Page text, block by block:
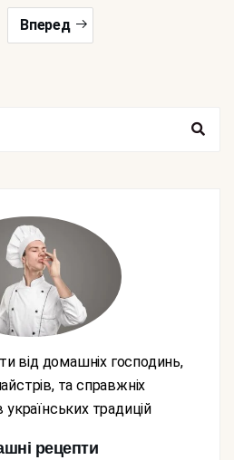
Вперед
та справжніх
українських традицій
рецепти